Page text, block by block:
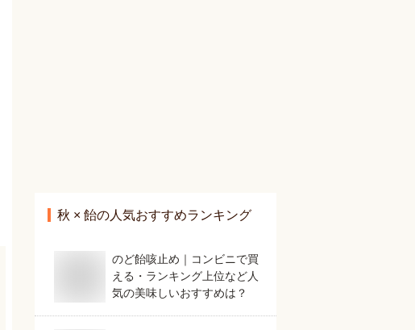
秋 × 飴の人気おすすめランキング
のど飴咳止め｜コンビニで買
える・ランキング上位など人
気の美味しいおすすめは？